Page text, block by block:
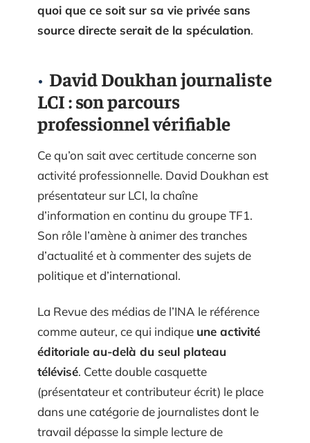
quoi que ce soit sur sa vie privée sans
source directe serait de la spéculation.
David Doukhan journaliste
LCI : son parcours
professionnel vérifiable
Ce qu’on sait avec certitude concerne son
activité professionnelle. David Doukhan est
présentateur sur LCI, la chaîne
d’information en continu du groupe TF1.
Son rôle l’amène à animer des tranches
d’actualité et à commenter des sujets de
politique et d’international.
La Revue des médias de l’INA le référence
comme auteur, ce qui indique une activité
éditoriale au-delà du seul plateau
télévisé. Cette double casquette
(présentateur et contributeur écrit) le place
dans une catégorie de journalistes dont le
travail dépasse la simple lecture de